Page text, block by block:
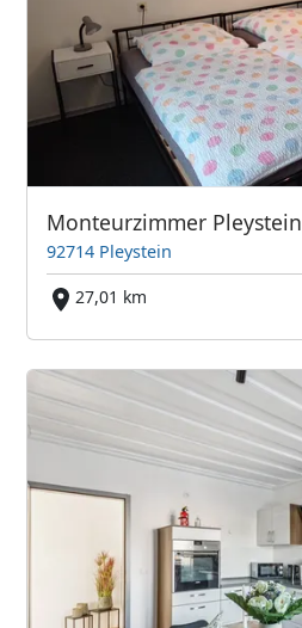
Monteurzimmer Pleystein
92714 Pleystein
27,01 km